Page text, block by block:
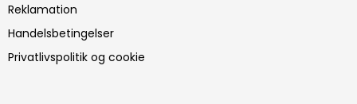
Reklamation
Handelsbetingelser
Privatlivspolitik og cookie